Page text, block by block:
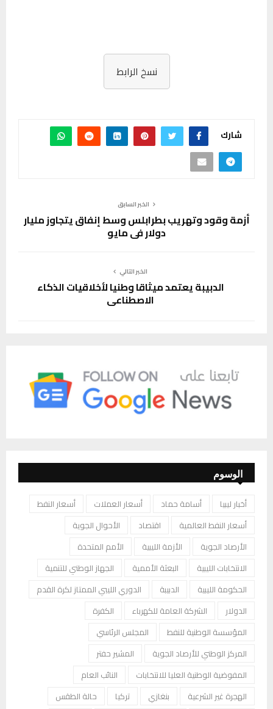
نسخ الرابط
شارك
الخبر السابق
أزمة وقود وتهريب بطرابلس وسط إنفاق يتجاوز مليار
دولار في مايو
الخبر التالي
الدبيبة يعتمد ميثاقا وطنيا لأخلاقيات الذكاء
الاصطناعي
الوسوم
أخبار ليبيا أسامة حماد أسعار العملات
أسعار النفط
أسعار النفط العالمية
اقتصاد
الأحوال الجوية
الأرصاد الجوية
الأزمة الليبية
الأمم المتحدة
الانتخابات الليبية
البعثة الأممية
الجهاز الوطني للتنمية
الحكومة الليبية
الدبيبة
الدوري الليبي الممتاز لكرة القدم
الدولار
الشركة العامة للكهرباء
الكفرة
المؤسسة الوطنية للنفط
المجلس الرئاسي
المركز الوطني للأرصاد الجوية
المشير حفتر
المفوضية الوطنية العليا للانتخابات
النائب العام
الهجرة غير الشرعية
بنغازي تركيا
حالة الطقس